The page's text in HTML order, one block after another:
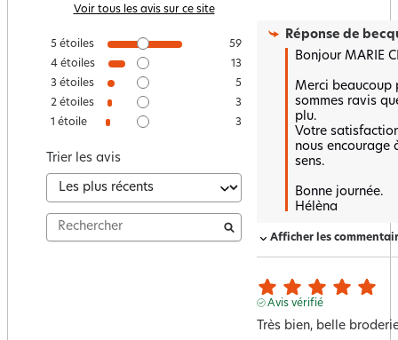
Voir tous les avis sur ce site
5 étoiles
59
4 étoiles
13
3 étoiles
5
2 étoiles
3
1 étoile 3
Trier les avis
Réponse de
Bonjour MARIE
Merci beaucoup
sommes ravis
plu.
Votre
nous encourage
sens.
Bonne journée.
Hélèna
Afficher les
Avis vérifié
Très bien, belle